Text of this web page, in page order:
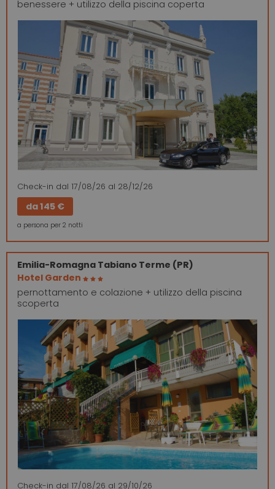
benessere + utilizzo della piscina coperta
Check-in dal 17/08/26 al 28/12/26
da145 €
a persona per 2 notti
Emilia-Romagna Tabiano Terme (PR)
Hotel Garden
pernottamento e colazione + utilizzo della piscina
scoperta
Check-in dal 17/08/26 al 29/10/26